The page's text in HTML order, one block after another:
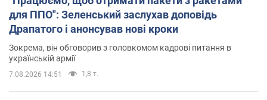
для ППО": Зеленський заслухав доповідь
Драпатого і анонсував нові кроки
Зокрема, він обговорив з головкомом кадрові питання в
українській армії
7.08.2026 14:51 1,8 т.